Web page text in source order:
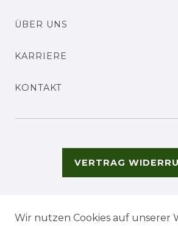
ÜBER UNS
KARRIERE
KONTAKT
VERTRAG
Wir nutzen Cookies auf unserer